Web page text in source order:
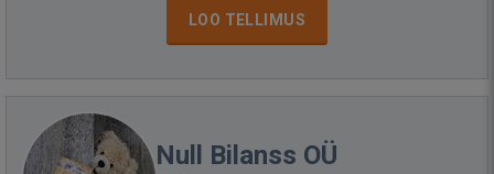
LOO TELLIMUS
Null Bilanss OÜ